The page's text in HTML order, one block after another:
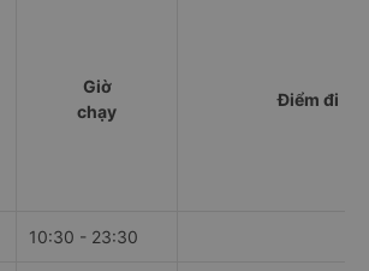
Giờ
chạy
Điểm đi
10:30 - 23:30